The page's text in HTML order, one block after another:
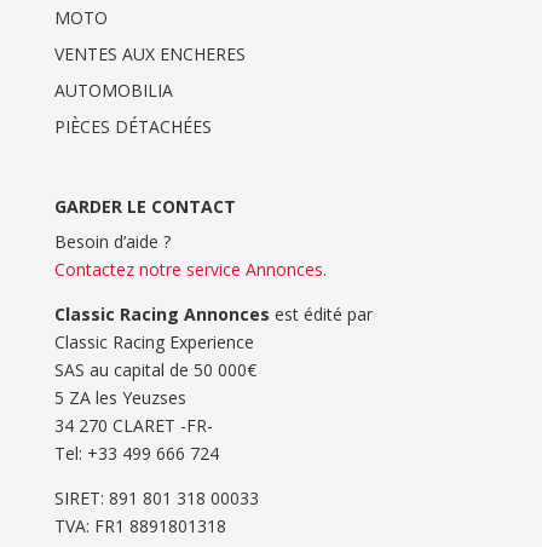
MOTO
VENTES AUX ENCHERES
AUTOMOBILIA
PIÈCES DÉTACHÉES
GARDER LE CONTACT
Besoin d’aide ?
Contactez notre service Annonces.
Classic Racing Annonces est édité par
Classic Racing Experience
SAS au capital de 50 000€
5 ZA les Yeuzses
34 270 CLARET -FR-
Tel: ‭+33 499 666 724‬
SIRET: 891 801 318 00033
TVA: FR1 8891801318